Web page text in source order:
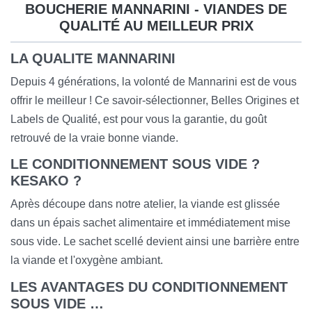
BOUCHERIE MANNARINI - VIANDES DE
QUALITÉ AU MEILLEUR PRIX
LA QUALITE MANNARINI
Depuis 4 générations, la volonté de Mannarini est de vous
offrir le meilleur ! Ce savoir-sélectionner, Belles Origines et
Labels de Qualité, est pour vous la garantie, du goût
retrouvé de la vraie bonne viande.
LE CONDITIONNEMENT SOUS VIDE ?
KESAKO ?
Après découpe dans notre atelier, la viande est glissée
dans un épais sachet alimentaire et immédiatement mise
sous vide. Le sachet scellé devient ainsi une barrière entre
la viande et l'oxygène ambiant.
LES AVANTAGES DU CONDITIONNEMENT
SOUS VIDE …